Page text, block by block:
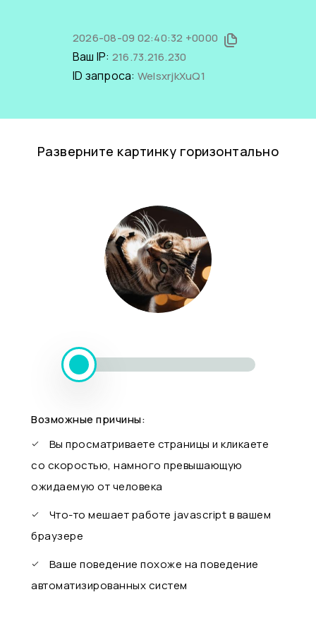
2026-08-09 02:40:32 +0000
Ваш IP: 216.73.216.230
ID запроса: WeIsxrjkXuQ1
Разверните картинку горизонтально
Возможные причины:
Вы просматриваете страницы и кликаете
со скоростью, намного превышающую
ожидаемую от человека
Что-то мешает работе javascript в вашем
браузере
Ваше поведение похоже на поведение
автоматизированных систем